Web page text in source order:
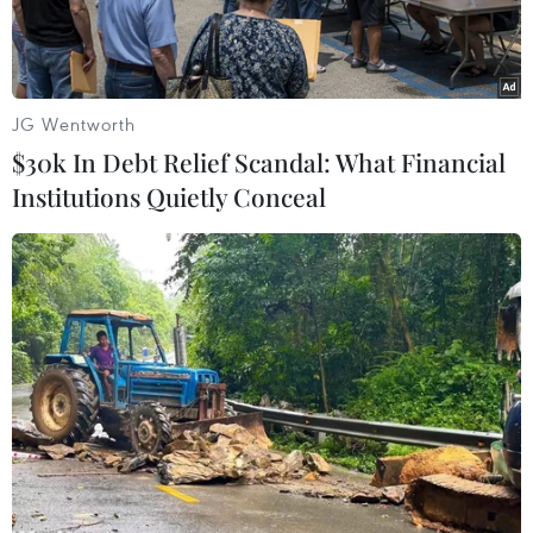
Bắc; 115,1độ Kinh Đông, cách quần đảo Trường
Sa khoảng 400km về phía Đông ĐôngBắc. Sức
gió mạnh nhất vùng gần tâm bão mạnh cấp 8
(tức là từ 62 đến 74km một giờ), giật cấp 9, cấp
Dự báo trong 24giờ tới, bão di chuyển theo
hướng giữa Tây và Tây Tây Nam mỗi giờ điđược
khoảng 25km. Đến 16 giờ ngày 19/12, vị trí tâm
bão ở vào khoảng 8,5độ Vĩ Bắc; 109,8 độ Kinh
Đông, trên khu vực phía Tây quần đảo
TrườngSa, cách Côn Đảo khoảng 350km về phía
Đông. Sức gió mạnh nhất vùng gầntâm bão
mạnh cấp 8 (tức là từ 62 đến 74km một giờ), giật
cấp 9, cấp 10.
JG Wentworth
$30k In Debt Relief Scandal: What Financial
Institutions Quietly Conceal